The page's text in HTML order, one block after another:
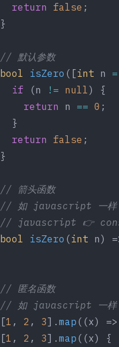
  return
false ;
}
// 默认参数
bool isZero ([int n =
  if
(n != null) {
    return
n == 0 ;
  }
  return
false ;
}
// 箭头函数
// 如 javascript 一样，
// javascript 👉
bool isZero ( int n)
// 匿名函数
// 如 javascript 一样，
[1 , 2 , 3]. map ((x)
[1 , 2 , 3]. map ((x) {